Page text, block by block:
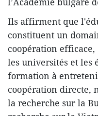
Ils affirment que
constituent un
coopération
les universités et les
formation à
coopération directe,
la recherche sur la